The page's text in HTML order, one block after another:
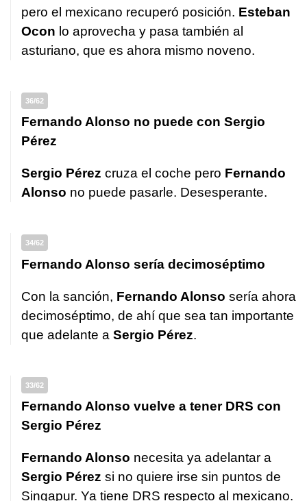
pero el mexicano recuperó posición. Esteban
Ocon lo aprovecha y pasa también al
asturiano, que es ahora mismo noveno.
36/62
Fernando Alonso no puede con Sergio
Pérez
Sergio Pérez cruza el coche pero Fernando
Alonso no puede pasarle. Desesperante.
34/62
Fernando Alonso sería decimoséptimo
Con la sanción, Fernando Alonso sería ahora
decimoséptimo, de ahí que sea tan importante
que adelante a Sergio Pérez.
33/62
Fernando Alonso vuelve a tener DRS con
Sergio Pérez
Fernando Alonso necesita ya adelantar a
Sergio Pérez si no quiere irse sin puntos de
Singapur. Ya tiene DRS respecto al mexicano.